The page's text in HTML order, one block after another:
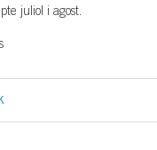
juliol i agost.